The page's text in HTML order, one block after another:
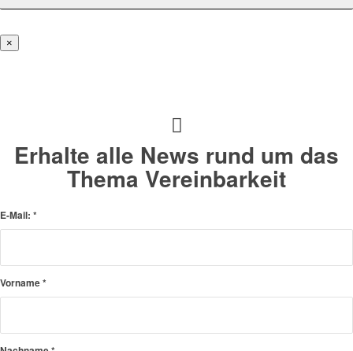
×
Erhalte alle News rund um das
Thema Vereinbarkeit
E-Mail: *
Vorname*